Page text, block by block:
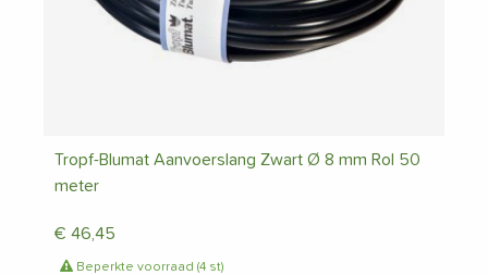
Tropf-Blumat Aanvoerslang Zwart Ø 8 mm Rol 50
meter
€ 46,45
Beperkte voorraad (4 st)